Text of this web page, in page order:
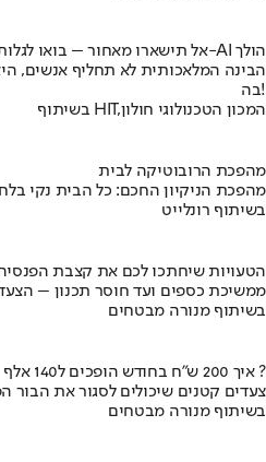
אל תישארו מאחור – בואו לגלות לאן ה-AI הולך
הבינה המלאכותית לא תחליף אנשים,
בה!
בשיתוף HIT,המכון הטכנולוגי חולון
מהפכת הרובוטיקה לבית
מהפכת הניקיון החכם: כל הבית נקי
בשיתוף רונלייט
הטעויות שיחתכו לכם את קצבת
ממשיכת כספים ועד חוסר תכנון –
בשיתוף מנורה מבטחים
איך 200 ש"ח בחודש הופכים ל140 אלף ?
צעדים קטנים שיכולים לסגור את הבור
בשיתוף מנורה מבטחים